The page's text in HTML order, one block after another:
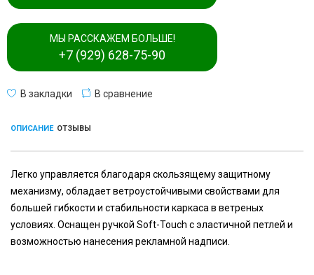
МЫ РАССКАЖЕМ БОЛЬШЕ!
+7 (929) 628-75-90
В закладки В сравнение
ОПИСАНИЕ ОТЗЫВЫ
Легко управляется благодаря скользящему защитному
механизму, обладает ветроустойчивыми свойствами для
большей гибкости и стабильности каркаса в ветреных
условиях. Оснащен ручкой Soft-Touch с эластичной петлей и
возможностью нанесения рекламной надписи.